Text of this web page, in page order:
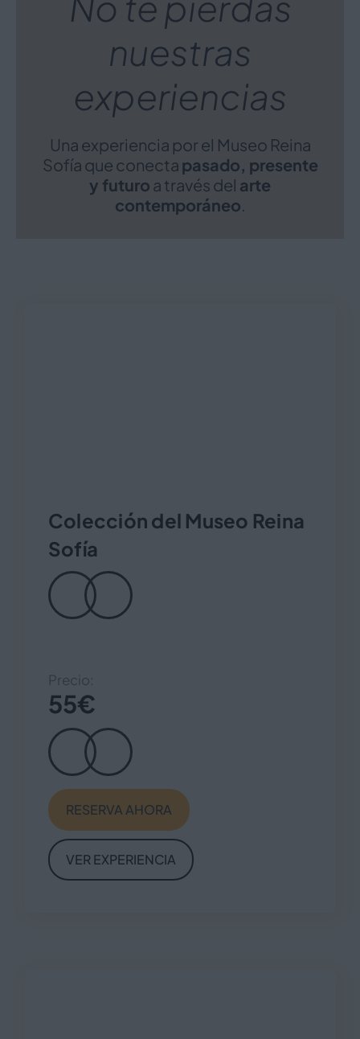
nuestras
experiencias
Una experiencia por el Museo Reina
Sofía que conecta pasado, presente
y futuro a través del arte
contemporáneo
Colección del Museo Reina
Sofía
Precio:
55€
RESERVA AHORA
VER EXPERIENCIA